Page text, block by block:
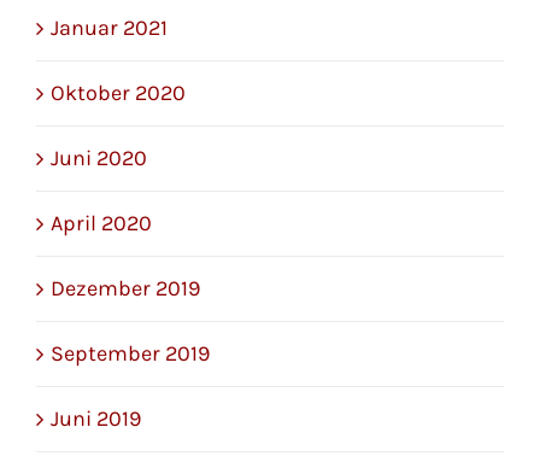
Januar 2021
Oktober 2020
Juni 2020
April 2020
Dezember 2019
September 2019
Juni 2019